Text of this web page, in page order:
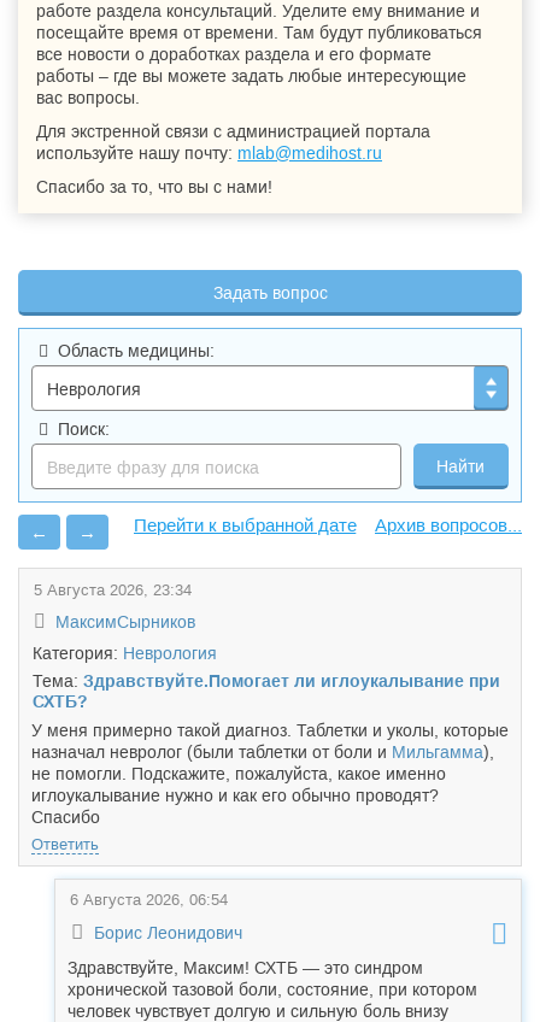
работе раздела консультаций. Уделите ему внимание и
посещайте время от времени. Там будут публиковаться
все новости о доработках раздела и его формате
работы – где вы можете задать любые интересующие
вас вопросы.
Для экстренной связи с администрацией портала
используйте нашу почту: mlab@medihost.ru
Спасибо за то, что вы с нами!
Задать вопрос
Область медицины:
Поиск:
← → Архив вопросов...
5 Августа 2026, 23:34
МаксимСырников
Категория: Неврология
Тема: Здравствуйте.Помогает ли иглоукалывание при
СХТБ?
У меня примерно такой диагноз. Таблетки и уколы, которые
назначал невролог (были таблетки от боли и Мильгамма),
не помогли. Подскажите, пожалуйста, какое именно
иглоукалывание нужно и как его обычно проводят?
Спасибо
Ответить
6 Августа 2026, 06:54
Борис Леонидович
Здравствуйте, Максим! СХТБ — это синдром
хронической тазовой боли, состояние, при котором
человек чувствует долгую и сильную боль внизу